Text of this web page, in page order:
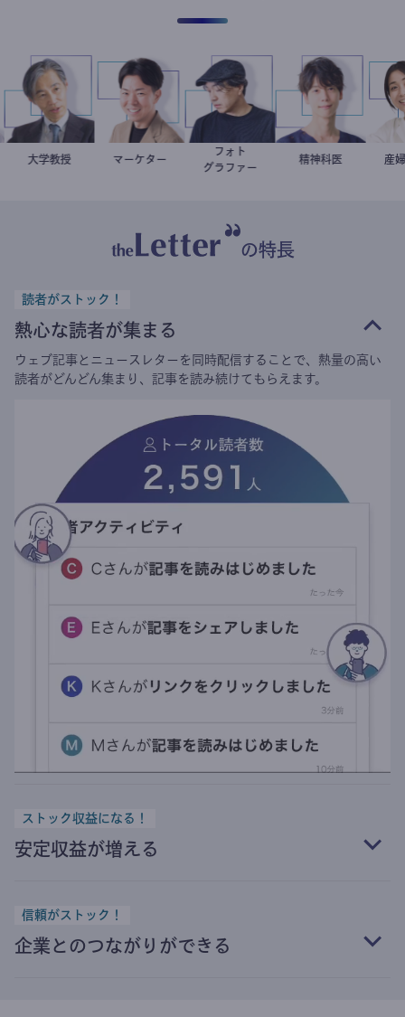
加藤忠史
大学教授 室谷良平
マーケター 別所隆弘
フォト
グラファー
藤野智哉
精神科医
の特長
読者がストック！
熱心な読者が集まる
ウェブ記事とニュースレターを同時配信することで、熱量の高い
読者がどんどん集まり、記事を読み続けてもらえます。
ストック収益になる！
安定収益が増える
信頼がストック！
企業とのつながりができる